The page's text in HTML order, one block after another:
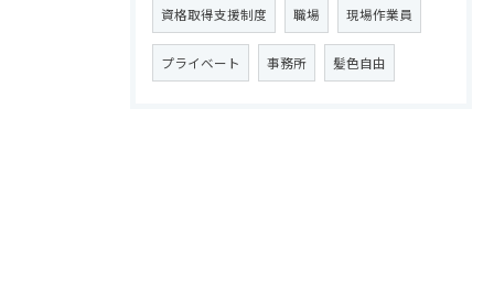
資格取得支援制度 職場 現場作業員
プライベート 事務所 髪色自由